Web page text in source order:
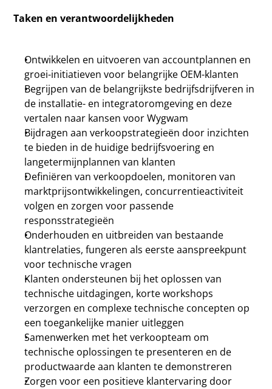
Taken en verantwoordelijkheden
Ontwikkelen en uitvoeren van accountplannen en
groei-initiatieven voor belangrijke OEM-klanten
Begrijpen van de belangrijkste bedrijfsdrijfveren in
de installatie- en integratoromgeving en deze
vertalen naar kansen voor Wygwam
Bijdragen aan verkoopstrategieën door inzichten
te bieden in de huidige bedrijfsvoering en
langetermijnplannen van klanten
Definiëren van verkoopdoelen, monitoren van
marktprijsontwikkelingen, concurrentieactiviteit
volgen en zorgen voor passende
responsstrategieën
Onderhouden en uitbreiden van bestaande
klantrelaties, fungeren als eerste aanspreekpunt
voor technische vragen
Klanten ondersteunen bij het oplossen van
technische uitdagingen, korte workshops
verzorgen en complexe technische concepten op
een toegankelijke manier uitleggen
Samenwerken met het verkoopteam om
technische oplossingen te presenteren en de
productwaarde aan klanten te demonstreren
Zorgen voor een positieve klantervaring door